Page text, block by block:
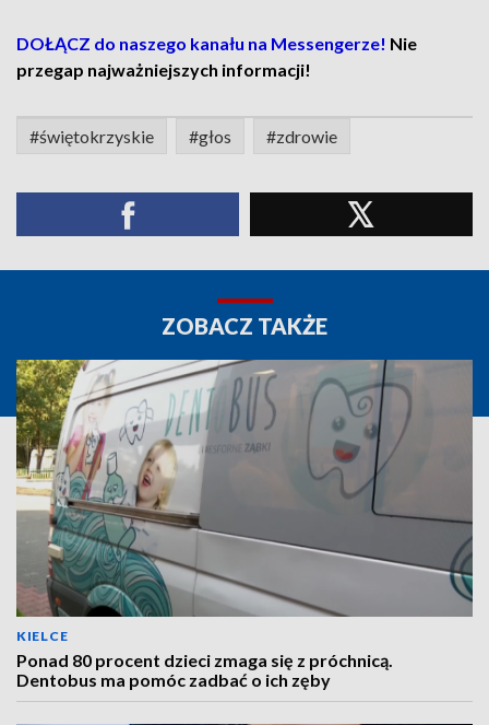
DOŁĄCZ do naszego kanału na Messengerze! Nie
przegap najważniejszych informacji!
#świętokrzyskie #głos #zdrowie
ZOBACZ TAKŻE
KIELCE
Ponad 80 procent dzieci zmaga się z próchnicą.
Dentobus ma pomóc zadbać o ich zęby